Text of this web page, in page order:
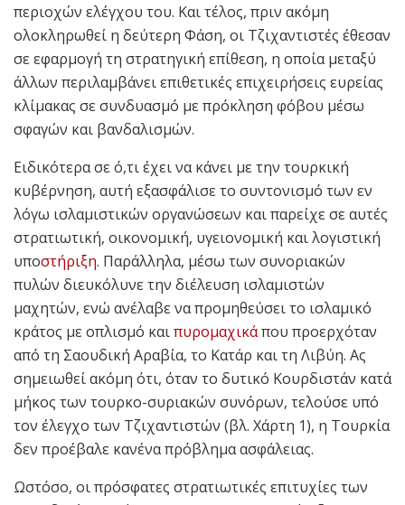
περιοχών ελέγχου του. Και τέλος, πριν ακόμη
ολοκληρωθεί η δεύτερη Φάση, οι Τζιχαντιστές έθεσαν
σε εφαρμογή τη στρατηγική επίθεση, η οποία μεταξύ
άλλων περιλαμβάνει επιθετικές επιχειρήσεις ευρείας
κλίμακας σε συνδυασμό με πρόκληση φόβου μέσω
σφαγών και βανδαλισμών.
Ειδικότερα σε ό,τι έχει να κάνει με την τουρκική
κυβέρνηση, αυτή εξασφάλισε το συντονισμό των εν
λόγω ισλαμιστικών οργανώσεων και παρείχε σε αυτές
στρατιωτική, οικονομική, υγειονομική και λογιστική
υποστήριξη. Παράλληλα, μέσω των συνοριακών
πυλών διευκόλυνε την διέλευση ισλαμιστών
μαχητών, ενώ ανέλαβε να προμηθεύσει το ισλαμικό
κράτος με οπλισμό καιπυρομαχικάπου προερχόταν
από τη Σαουδική Αραβία, το Κατάρ και τη Λιβύη. Ας
σημειωθεί ακόμη ότι, όταν το δυτικό Κουρδιστάν κατά
μήκος των τουρκο-συριακών συνόρων, τελούσε υπό
τον έλεγχο των Τζιχαντιστών (βλ. Χάρτη 1), η Τουρκία
δεν προέβαλε κανένα πρόβλημα ασφάλειας.
Ωστόσο, οι πρόσφατες στρατιωτικές επιτυχίες των